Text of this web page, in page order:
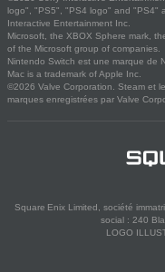
logo", "PS5", "PS4 logo" and "PS4"
Interactive Entertainment Inc.
Microsoft, the XBOX Sphere mark,
of the Microsoft group of companies.
Nintendo Switch est une marque de
Mac is a trademark of Apple Inc.
©2026 Valve Corporation. Steam et
marques enregistrées par Valve
Square Enix Limited, société
social : 240
LOGO